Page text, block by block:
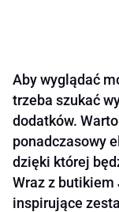
Aby wyglądać
trzeba szukać
dodatków.
ponadczasowy
dzięki której
Wraz z
inspirujące